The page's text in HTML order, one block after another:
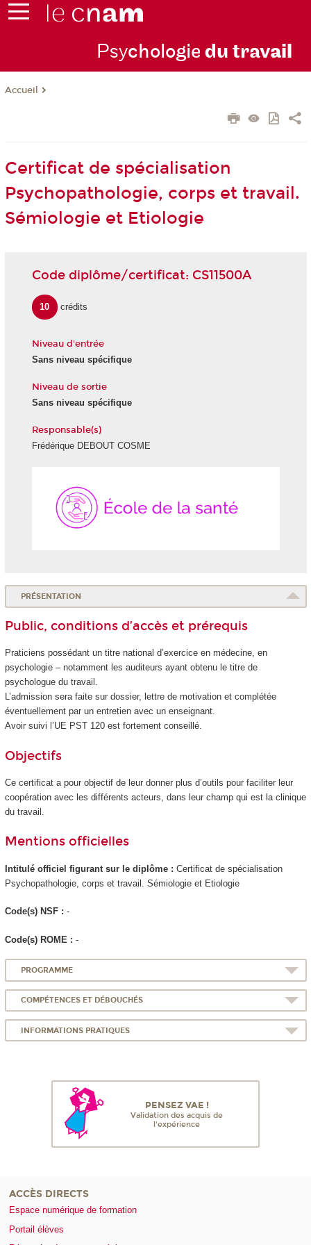
Psychologie du travail
Accueil
Certificat de spécialisation
Psychopathologie, corps et travail.
Sémiologie et Etiologie
Code diplôme/certificat: CS11500A
10 crédits
Niveau d'entrée
Sans niveau spécifique
Niveau de sortie
Sans niveau spécifique
Responsable(s)
Frédérique DEBOUT COSME
PRÉSENTATION
Public, conditions d’accès et prérequis
Praticiens possédant un titre national d’exercice en médecine, en
psychologie – notamment les auditeurs ayant obtenu le titre de
psychologue du travail.
L’admission sera faite sur dossier, lettre de motivation et complétée
éventuellement par un entretien avec un enseignant.
Avoir suivi l’UE PST 120 est fortement conseillé.
Objectifs
Ce certificat a pour objectif de leur donner plus d’outils pour faciliter leur
coopération avec les différents acteurs, dans leur champ qui est la clinique
du travail.
Mentions officielles
Intitulé officiel figurant sur le diplôme : Certificat de spécialisation
Psychopathologie, corps et travail. Sémiologie et Etiologie
Code(s) NSF : -
Code(s) ROME : -
PROGRAMME
COMPÉTENCES ET DÉBOUCHÉS
INFORMATIONS PRATIQUES
PENSEZ VAE !
Validation des acquis de
l'expérience
ACCÈS DIRECTS
Espace numérique de formation
Portail élèves